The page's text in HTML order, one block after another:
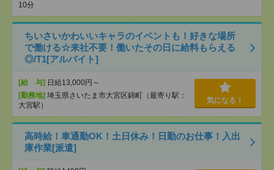
10分
ちいさいかわいいキャラのイベントも！好きな場所
で働ける☆来社不要！働いたその日に給料もらえる
◎/T1[アルバイト]
[給 与] 日給13,000円～
[勤務地] 埼玉県さいたま市大宮区錦町（最寄り駅：
大宮駅）
気になる！
高時給！車通勤OK！土日休み！日勤のお仕事！入出
庫作業[派遣]